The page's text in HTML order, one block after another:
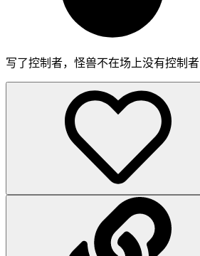
写了控制者，怪兽不在场上没有控制者